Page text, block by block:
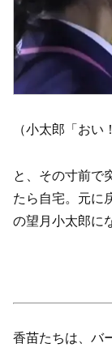
（小太郎「おい
と、その寸前で
たら自宅。元に
の望月小太郎に
香苗たちは、バ